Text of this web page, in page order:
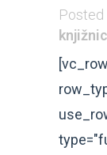
Posted